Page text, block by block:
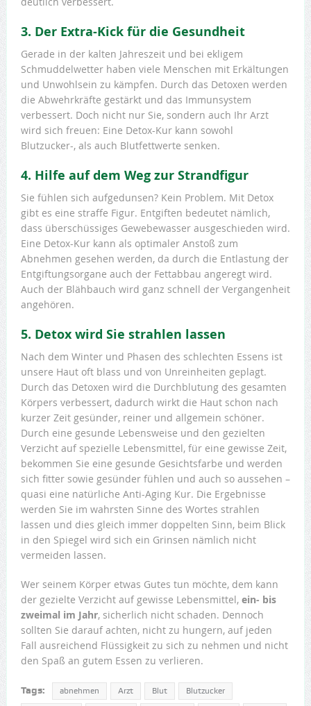
3. Der Extra-Kick für die Gesundheit
Gerade in der kalten Jahreszeit und bei ekligem
Schmuddelwetter haben viele Menschen mit Erkältungen
und Unwohlsein zu kämpfen. Durch das Detoxen werden
die Abwehrkräfte gestärkt und das Immunsystem
verbessert. Doch nicht nur Sie, sondern auch Ihr Arzt
wird sich freuen: Eine Detox-Kur kann sowohl
Blutzucker-, als auch Blutfettwerte senken.
4. Hilfe auf dem Weg zur Strandfigur
Sie fühlen sich aufgedunsen? Kein Problem. Mit Detox
gibt es eine straffe Figur. Entgiften bedeutet nämlich,
dass überschüssiges Gewebewasser ausgeschieden wird.
Eine Detox-Kur kann als optimaler Anstoß zum
Abnehmen gesehen werden, da durch die Entlastung der
Entgiftungsorgane auch der Fettabbau angeregt wird.
Auch der Blähbauch wird ganz schnell der Vergangenheit
angehören.
5. Detox wird Sie strahlen lassen
Nach dem Winter und Phasen des schlechten Essens ist
unsere Haut oft blass und von Unreinheiten geplagt.
Durch das Detoxen wird die Durchblutung des gesamten
Körpers verbessert, dadurch wirkt die Haut schon nach
kurzer Zeit gesünder, reiner und allgemein schöner.
Durch eine gesunde Lebensweise und den gezielten
Verzicht auf spezielle Lebensmittel, für eine gewisse Zeit,
bekommen Sie eine gesunde Gesichtsfarbe und werden
sich fitter sowie gesünder fühlen und auch so aussehen –
quasi eine natürliche Anti-Aging Kur. Die Ergebnisse
werden Sie im wahrsten Sinne des Wortes strahlen
lassen und dies gleich immer doppelten Sinn, beim Blick
in den Spiegel wird sich ein Grinsen nämlich nicht
vermeiden lassen.
Wer seinem Körper etwas Gutes tun möchte, dem kann
der gezielte Verzicht auf gewisse Lebensmittel, ein- bis
zweimal im Jahr, sicherlich nicht schaden. Dennoch
sollten Sie darauf achten, nicht zu hungern, auf jeden
Fall ausreichend Flüssigkeit zu sich zu nehmen und nicht
den Spaß an gutem Essen zu verlieren.
Tags: abnehmen Arzt Blut Blutzucker